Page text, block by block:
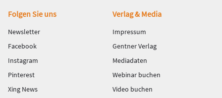
Fußbereich
Folgen Sie uns
Newsletter
Facebook
Instagram
Pinterest
Xing News
Verlag & Media
Impressum
Gentner Verlag
Mediadaten
Webinar buchen
Video buchen